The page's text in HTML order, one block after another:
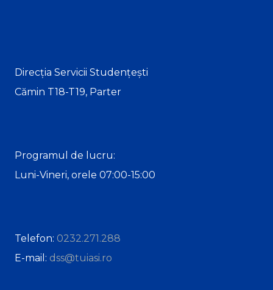
Direcția Servicii Studențești
Cămin T18-T19, Parter
Programul de lucru:
Luni-Vineri, orele 07:00-15:00
Telefon: 0232.271.288
E-mail: dss@tuiasi.ro